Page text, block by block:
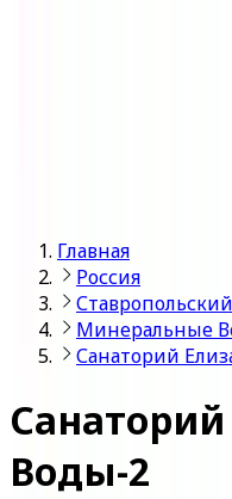
Главная
Россия
Минеральные
Санаторий
Воды-2